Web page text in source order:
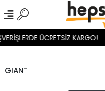
ÜCRETSİZ KARGO!
GIANT